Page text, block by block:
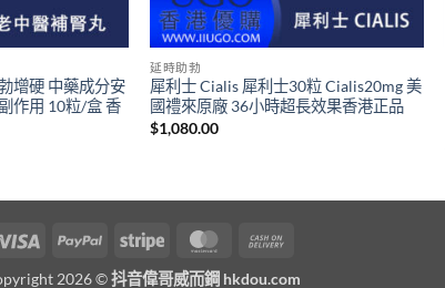
增硬 中藥成分安
作用 10粒/盒 香
延時助勃
犀利士 Cialis 犀利士30粒 Cialis20mg 美
國禮來原廠 36小時超長效果香港正品
$1,080.00
Visa
PayPal Stripe MasterCard
2026 ©抖音偉哥威而鋼 hkdou.com